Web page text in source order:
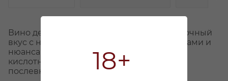
18+
Вино демонстрирует богатый, щедрый, сочный
вкус с насыщенными фруктовыми оттенками и
нюансами сладких специй, с яркой
кислотностью и сбалансированным
послевкусием.